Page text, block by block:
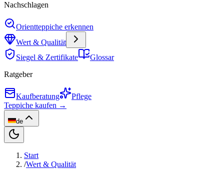
Nachschlagen
Orientteppiche erkennen
Wert & Qualität
Siegel & Zertifikate
Glossar
Ratgeber
Kaufberatung
Pflege
Teppiche kaufen →
de
Start
/Wert & Qualität